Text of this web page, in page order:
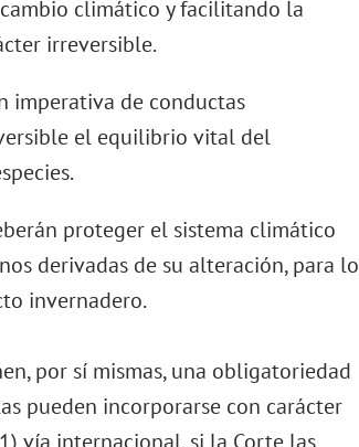
climático y facilitando la
irreversible.
imperativa de conductas
el equilibrio vital del
proteger el sistema climático
derivadas de su alteración, para lo
invernadero.
por sí mismas, una obligatoriedad
pueden incorporarse con carácter